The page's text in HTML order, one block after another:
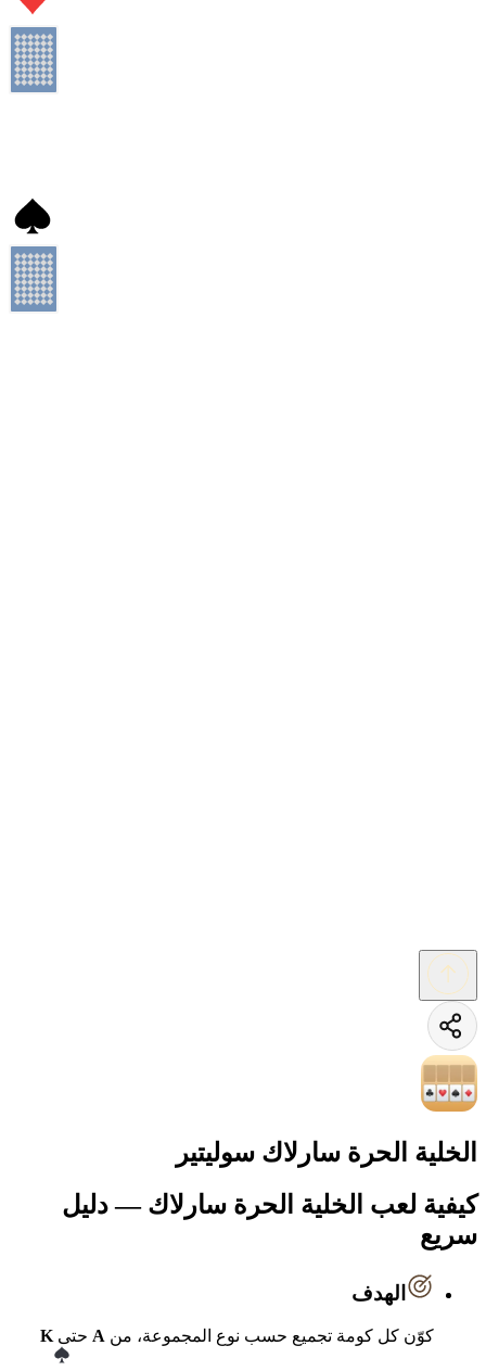
الخلية الحرة سارلاك سوليتير
كيفية لعب الخلية الحرة سارلاك — دليل
سريع
الهدف
كوّن كل كومة تجميع حسب نوع المجموعة، من A حتىK